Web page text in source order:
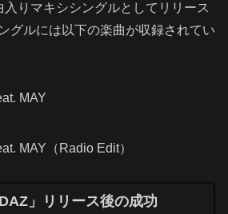
入りマキシシングルとしてリリース
グルには以下の楽曲が収録されてい
MAY
MAY（Radio Edit）
」リリース後の成功